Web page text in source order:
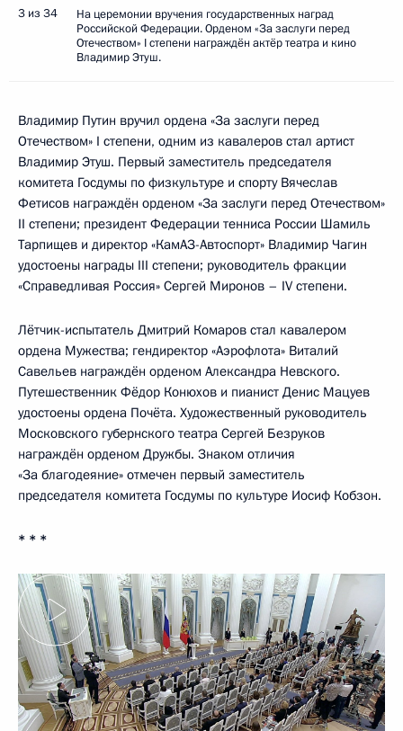
3 из 34
На церемонии вручения государственных наград
Российской Федерации. Орденом «За заслуги перед
Отечеством» I степени награждён актёр театра и кино
Владимир Этуш.
Владимир Путин вручил ордена «За заслуги перед
Отечеством» I степени, одним из кавалеров стал артист
Владимир Этуш. Первый заместитель председателя
комитета Госдумы по физкультуре и спорту Вячеслав
Фетисов награждён орденом «За заслуги перед Отечеством»
II степени; президент Федерации тенниса России Шамиль
Тарпищев и директор «КамАЗ-Автоспорт» Владимир Чагин
удостоены награды III степени; руководитель фракции
«Справедливая Россия» Сергей Миронов – IV степени.
Лётчик-испытатель Дмитрий Комаров стал кавалером
ордена Мужества; гендиректор «Аэрофлота» Виталий
Савельев награждён орденом Александра Невского.
Путешественник Фёдор Конюхов и пианист Денис Мацуев
удостоены ордена Почёта. Художественный руководитель
Московского губернского театра Сергей Безруков
награждён орденом Дружбы. Знаком отличия
«За благодеяние» отмечен первый заместитель
председателя комитета Госдумы по культуре Иосиф Кобзон.
* * *